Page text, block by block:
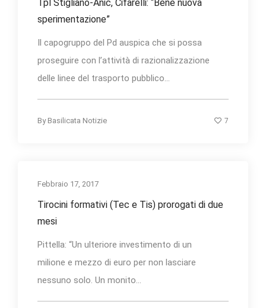
Tpl Stigliano-Anic, Cifarelli: “Bene nuova
sperimentazione”
Il capogruppo del Pd auspica che si possa
proseguire con l’attività di razionalizzazione
delle linee del trasporto pubblico...
By Basilicata Notizie 7
Febbraio 17, 2017
Tirocini formativi (Tec e Tis) prorogati di due
mesi
Pittella: “Un ulteriore investimento di un
milione e mezzo di euro per non lasciare
nessuno solo. Un monito...